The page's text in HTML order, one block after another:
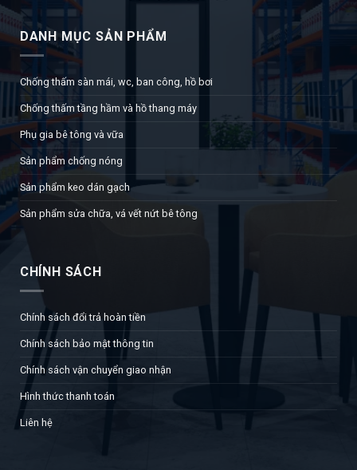
DANH MỤC SẢN PHẨM
Chống thấm sàn mái, wc, ban công, hồ bơi
Chống thấm tầng hầm và hồ thang máy
Phụ gia bê tông và vữa
Sản phẩm chống nóng
Sản phẩm keo dán gạch
Sản phẩm sửa chữa, vá vết nứt bê tông
CHÍNH SÁCH
Chính sách đổi trả hoàn tiền
Chính sách bảo mật thông tin
Chính sách vận chuyển giao nhận
Hình thức thanh toán
Liên hệ